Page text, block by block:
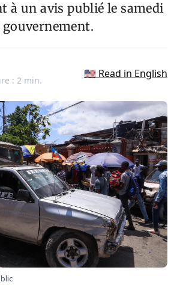
à un avis publié le samedi
: 2 min.
🇺🇸 Read in English